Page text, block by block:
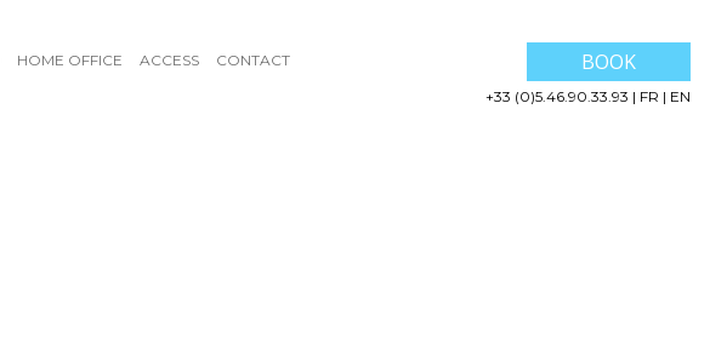
HOME OFFICE ACCESS CONTACT BOOK
+33 (0)5.46.90.33.93 | FR | EN